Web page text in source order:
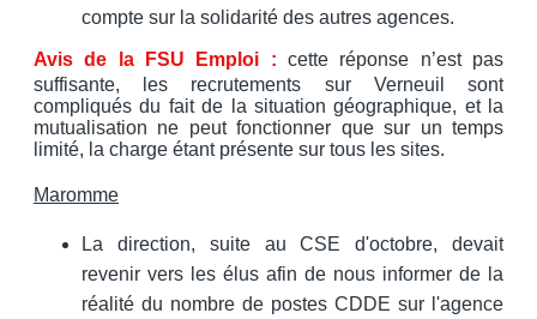
compte sur la solidarité des autres agences.
Avis de la FSU Emploi : cette réponse n’est pas
suffisante, les recrutements sur Verneuil sont
compliqués du fait de la situation géographique, et la
mutualisation ne peut fonctionner que sur un temps
limité, la charge étant présente sur tous les sites.
Maromme
La direction, suite au CSE d'octobre, devait
revenir vers les élus afin de nous informer de la
réalité du nombre de postes CDDE sur l'agence